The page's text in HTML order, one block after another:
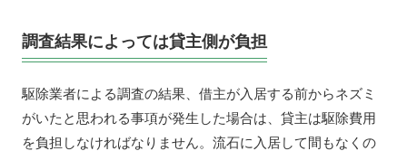
調査結果によっては貸主側が負担
駆除業者による調査の結果、借主が入居する前からネズミ
がいたと思われる事項が発生した場合は、貸主は駆除費用
を負担しなければなりません。流石に入居して間もなくの